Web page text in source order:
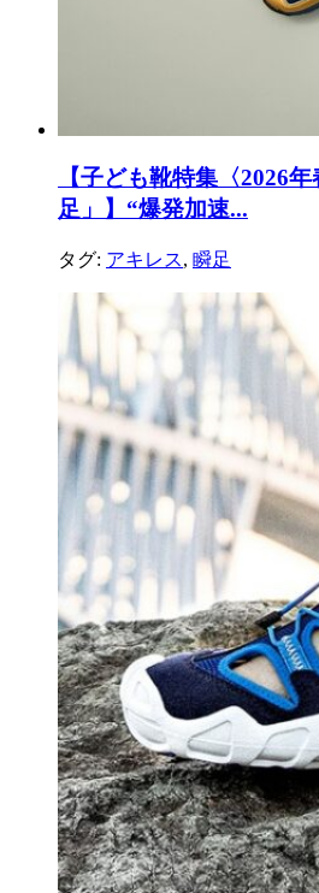
【子ども靴特集〈2026
足」】“爆発加速...
タグ: アキレス, 瞬足